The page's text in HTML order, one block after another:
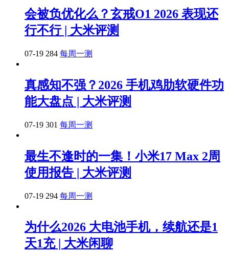
会被负优化么？玄戒O1 2026 表现还
行不行 | 大米评测
07-19 284 每周一测
真感知不强？2026 手机鸡肋软硬件功
能大盘点 | 大米评测
07-19 301 每周一测
最生不逢时的一集！小米17 Max 2周
使用报告 | 大米评测
07-19 294 每周一测
为什么2026 大电池手机，续航还是1
天1充 | 大米闲聊